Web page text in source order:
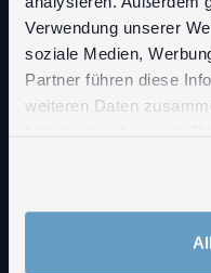
Verwendung unserer
soziale Medien,
Partner führen diese
weiteren Daten